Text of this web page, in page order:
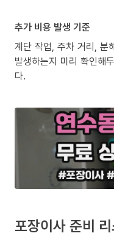
추가 비용 발생 기준
계단 작업, 주차 거리, 분
발생하는지 미리 확인해
다.
포장이사 준비